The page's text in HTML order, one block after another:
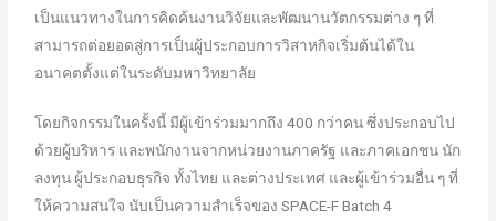
เป็นแนวทางในการคิดค้นงานวิจัยและพัฒนานวัตกรรมต่าง ๆ ที่
สามารถต่อยอดสู่การเป็นผู้ประกอบการวิสาหกิจเริ่มต้นได้ใน
อนาคตตั้งแต่ในระดับมหาวิทยาลัย
โดยกิจกรรมในครั้งนี้ มีผู้เข้าร่วมมากถึง 400 กว่าคน ซึ่งประกอบไป
ด้วยผู้บริหาร และพนักงานจากหน่วยงานภาครัฐ และภาคเอกชน นัก
ลงทุน ผู้ประกอบธุรกิจ ทั้งไทย และต่างประเทศ และผู้เข้าร่วมอื่น ๆ ที่
ให้ความสนใจ นับเป็นความสำเร็จของ SPACE-F Batch 4